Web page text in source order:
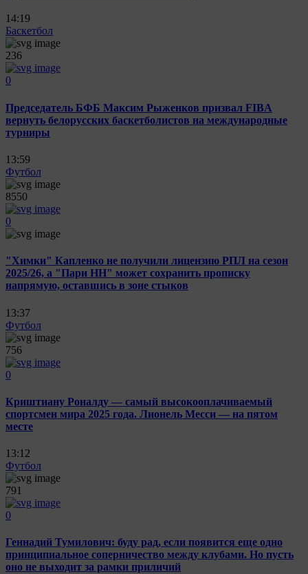
14:19
Баскетбол
236
0
Председатель БФБ Максим Рыженков призвал FIBA
вернуть белорусских баскетболистов на международные
турниры
13:59
Футбол
8550
0
"Химки" Капленко не получили лицензию РПЛ на сезон
2025/26, а "Пари НН" может сохранить прописку
напрямую, оставшись в зоне стыков
13:37
Футбол
756
0
Криштиану Роналду — самый высокооплачиваемый
спортсмен мира 2025 года. Лионель Месси — на пятом
месте
13:12
Футбол
791
0
Геннадий Тумилович: буду рад, если появится еще одно
принципиальное соперничество между клубами. Но пусть
оно не выходит за рамки приличий